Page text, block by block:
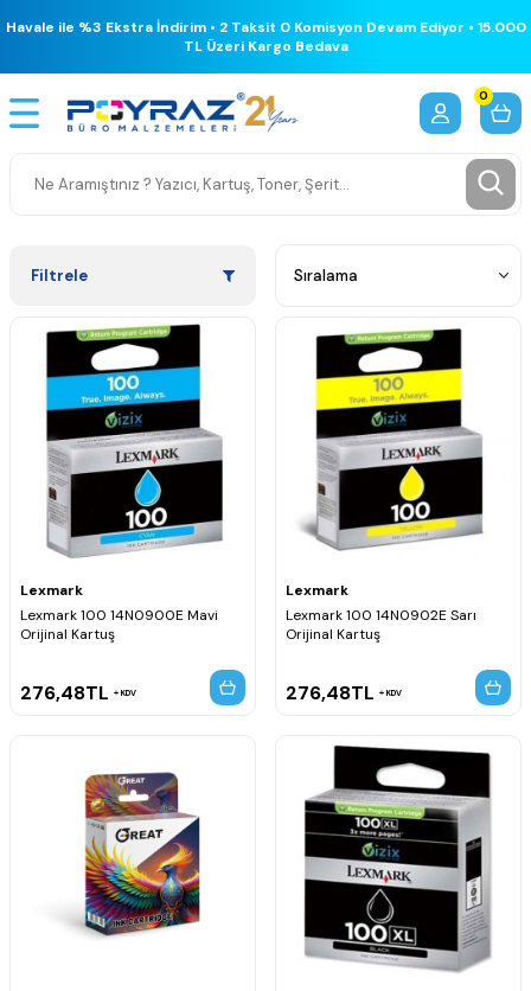
Havale ile %3 Ekstra İndirim • 2 Taksit 0 Komisyon Devam Ediyor • 15.000
TL Üzeri Kargo Bedava
0
Filtrele
Lexmark
Lexmark 100 14N0900E Mavi
Orijinal Kartuş
276,48TL KDV
Lexmark
Lexmark 100 14N0902E Sarı
Orijinal Kartuş
276,48TL KDV